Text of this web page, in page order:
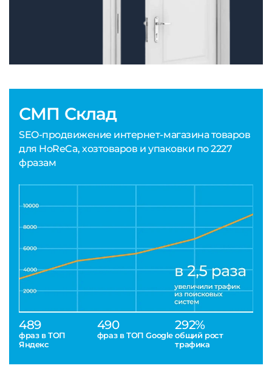
СМП Склад
SEO-продвижение интернет-магазина товаров
для HoReCa, хозтоваров и упаковки по 2227
фразам
489
фраз в ТОП
Яндекс
490
фраз в ТОП Google
292%
общий рост
трафика